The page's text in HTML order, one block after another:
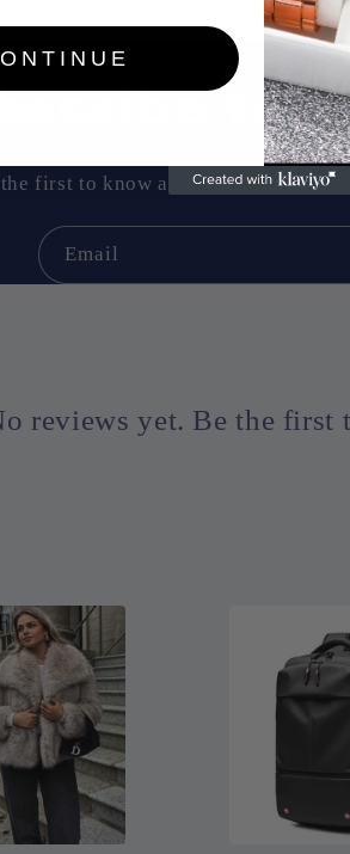
to
first to know about new
Email
reviews yet. Be the first